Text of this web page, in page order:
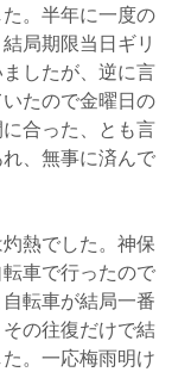
。半年に一度の
局期限当日ギリ
したが、逆に言
たので金曜日の
合った、とも言
、無事に済んで
熱でした。神保
車で行ったので
転車が結局一番
の往復だけで結
。一応梅雨明け